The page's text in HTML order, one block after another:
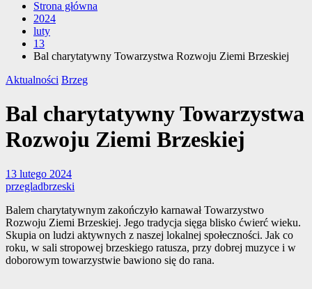
Strona główna
2024
luty
13
Bal charytatywny Towarzystwa Rozwoju Ziemi Brzeskiej
Aktualności Brzeg
Bal charytatywny Towarzystwa
Rozwoju Ziemi Brzeskiej
13 lutego 2024
przegladbrzeski
Balem charytatywnym zakończyło karnawał Towarzystwo
Rozwoju Ziemi Brzeskiej. Jego tradycja sięga blisko ćwierć wieku.
Skupia on ludzi aktywnych z naszej lokalnej społeczności. Jak co
roku, w sali stropowej brzeskiego ratusza, przy dobrej muzyce i w
doborowym towarzystwie bawiono się do rana.